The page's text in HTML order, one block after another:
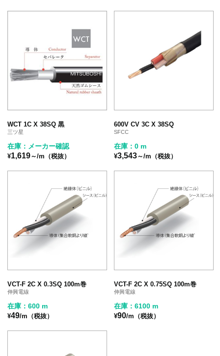
WCT 1C X 38SQ 黒
三ツ星
在庫：メーカー確認
¥1,619～/m（税抜）
600V CV 3C X 38SQ
SFCC
在庫：0 m
¥3,543～/m（税抜）
VCT-F 2C X 0.3SQ 100m巻
伸興電線
在庫：600 m
¥49/m（税抜）
VCT-F 2C X 0.75SQ 100m巻
伸興電線
在庫：6100 m
¥90/m（税抜）